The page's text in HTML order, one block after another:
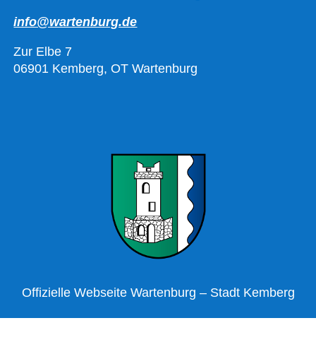
info@wartenburg.de
Zur Elbe 7
06901 Kemberg, OT Wartenburg
Offizielle Webseite Wartenburg – Stadt Kemberg